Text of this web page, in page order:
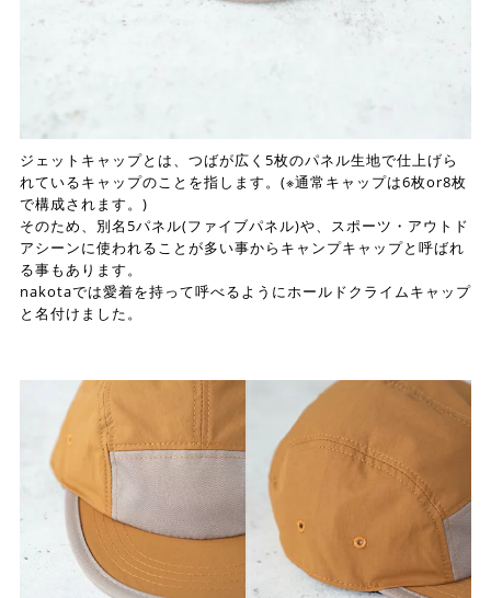
ジェットキャップとは、つばが広く5枚のパネル生地で仕上げら
れているキャップのことを指します。(※通常キャップは6枚or8枚
で構成されます。)
そのため、別名5パネル(ファイブパネル)や、スポーツ・アウトド
アシーンに使われることが多い事からキャンプキャップと呼ばれ
る事もあります。
nakotaでは愛着を持って呼べるようにホールドクライムキャップ
と名付けました。